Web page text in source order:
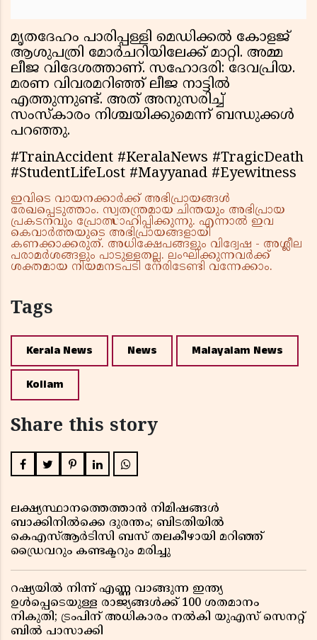
മൃതദേഹം പാരിപ്പള്ളി മെഡിക്കല്‍ കോളജ്
ആശുപത്രി മോര്‍ചറിയിലേക്ക് മാറ്റി. അമ്മ
ലീജ വിദേശത്താണ്. സഹോദരി: ദേവപ്രിയ.
മരണ വിവരമറിഞ്ഞ് ലീജ നാട്ടില്‍
എത്തുന്നുണ്ട്. അത് അനുസരിച്ച്
സംസ്‌കാരം നിശ്ചയിക്കുമെന്ന് ബന്ധുക്കള്‍
പറഞ്ഞു.
#TrainAccident #KeralaNews #TragicDeath
#StudentLifeLost #Mayyanad #Eyewitness
ഇവിടെ വായനക്കാർക്ക് അഭിപ്രായങ്ങൾ
രേഖപ്പെടുത്താം. സ്വതന്ത്രമായ ചിന്തയും അഭിപ്രായ
പ്രകടനവും പ്രോത്സാഹിപ്പിക്കുന്നു. എന്നാൽ ഇവ
കെവാർത്തയുടെ അഭിപ്രായങ്ങളായി
കണക്കാക്കരുത്. അധിക്ഷേപങ്ങളും വിദ്വേഷ - അശ്ലീല
പരാമർശങ്ങളും പാടുള്ളതല്ല. ലംഘിക്കുന്നവർക്ക്
ശക്തമായ നിയമനടപടി നേരിടേണ്ടി വന്നേക്കാം.
Tags
Kerala News News Malayalam News
Kollam
Share this story
ലക്ഷ്യസ്ഥാനത്തെത്താൻ നിമിഷങ്ങൾ
ബാക്കിനിൽക്കെ ദുരന്തം; ബിടതിയിൽ
കെഎസ്ആർടിസി ബസ് തലകീഴായി മറിഞ്ഞ്
ഡ്രൈവറും കണ്ടക്ടറും മരിച്ചു
റഷ്യയിൽ നിന്ന് എണ്ണ വാങ്ങുന്ന ഇന്ത്യ
ഉൾപ്പെടെയുള്ള രാജ്യങ്ങൾക്ക് 100 ശതമാനം
നികുതി; ട്രംപിന് അധികാരം നൽകി യുഎസ് സെനറ്റ്
ബിൽ പാസാക്കി